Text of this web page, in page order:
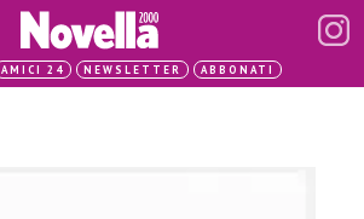
AMICI 24 NEWSLETTER ABBONATI